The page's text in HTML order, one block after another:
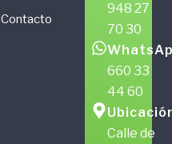
Contacto
948 27
70 30
660 33
44 60
Calle de